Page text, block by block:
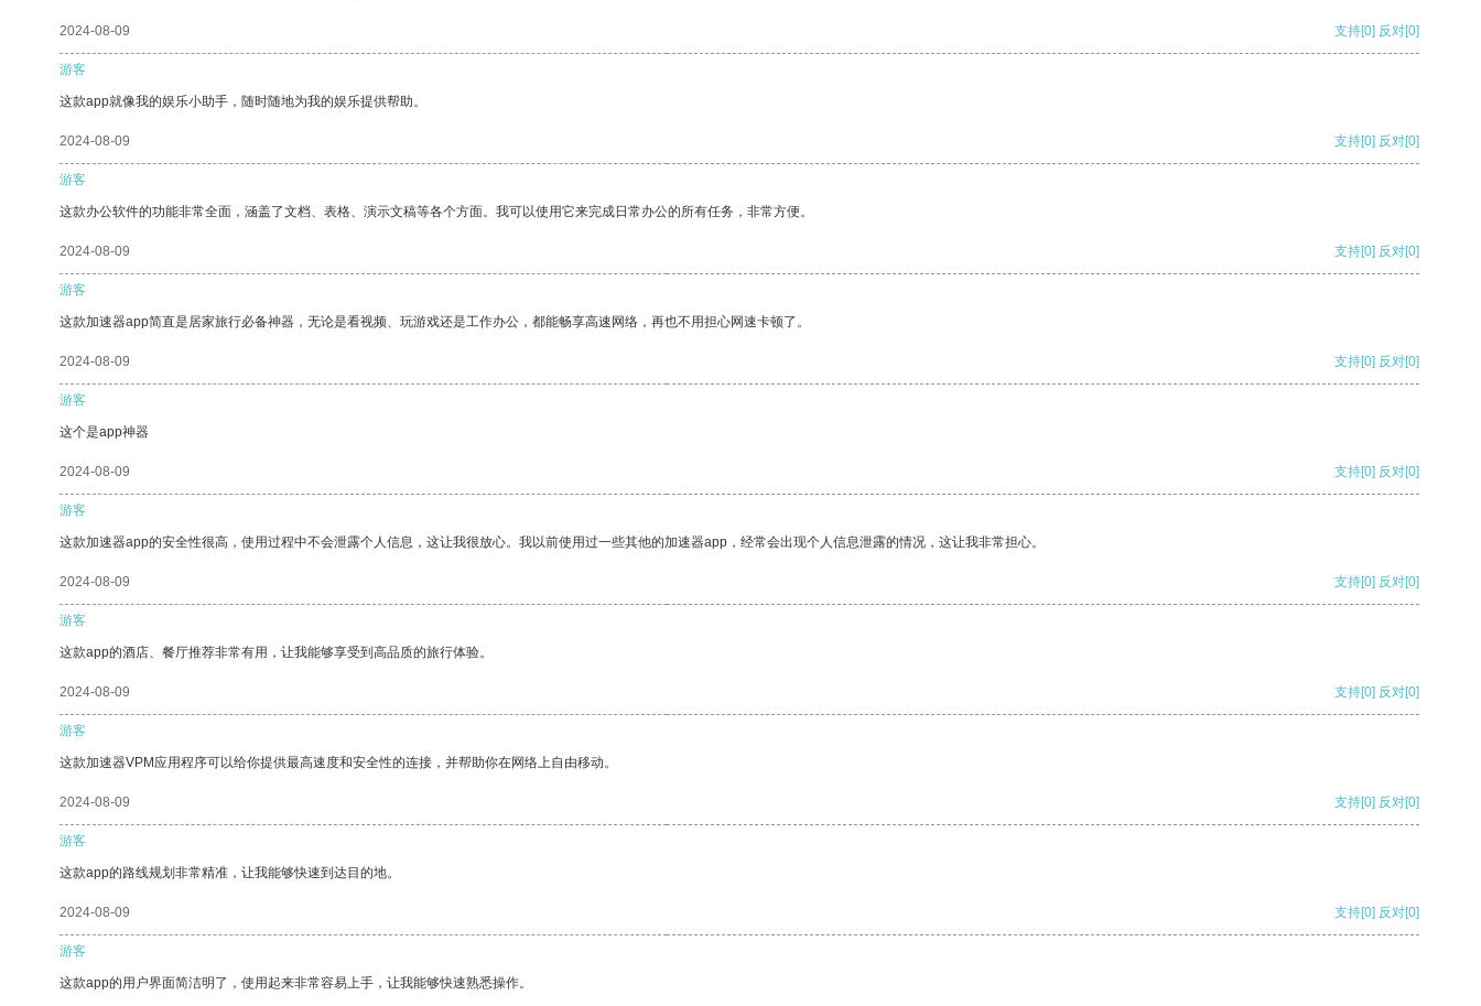
2024-08-09 支持[0] 反对[0]
游客
这款app就像我的娱乐小助手，随时随地为我的娱乐提供帮助。
2024-08-09 支持[0] 反对[0]
游客
这款办公软件的功能非常全面，涵盖了文档、表格、演示文稿等各个方面。我可以使用它来完成日常办公的所有任务，非常方便。
2024-08-09 支持[0] 反对[0]
游客
这款加速器app简直是居家旅行必备神器，无论是看视频、玩游戏还是工作办公，都能畅享高速网络，再也不用担心网速卡顿了。
2024-08-09 支持[0] 反对[0]
游客
这个是app神器
2024-08-09 支持[0] 反对[0]
游客
这款加速器app的安全性很高，使用过程中不会泄露个人信息，这让我很放心。我以前使用过一些其他的加速器app，经常会出现个人信息泄露的情况，这让我非常担心。
2024-08-09 支持[0] 反对[0]
游客
这款app的酒店、餐厅推荐非常有用，让我能够享受到高品质的旅行体验。
2024-08-09 支持[0] 反对[0]
游客
这款加速器VPM应用程序可以给你提供最高速度和安全性的连接，并帮助你在网络上自由移动。
2024-08-09 支持[0] 反对[0]
游客
这款app的路线规划非常精准，让我能够快速到达目的地。
2024-08-09 支持[0] 反对[0]
游客
这款app的用户界面简洁明了，使用起来非常容易上手，让我能够快速熟悉操作。